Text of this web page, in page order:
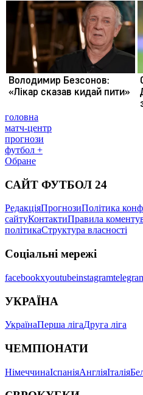
головна
матч-центр
прогнози
футбол +
Обране
САЙТ ФУТБОЛ 24
РедакціяПрогнозиПолітика
сайтуКонтактиПравила
політикаСтруктура власності
Соціальні мережі
facebookxyoutubeinstagram
УКРАЇНА
УкраїнаПерша лігаДруга ліга
ЧЕМПІОНАТИ
НімеччинаІспаніяАнгліяІталія